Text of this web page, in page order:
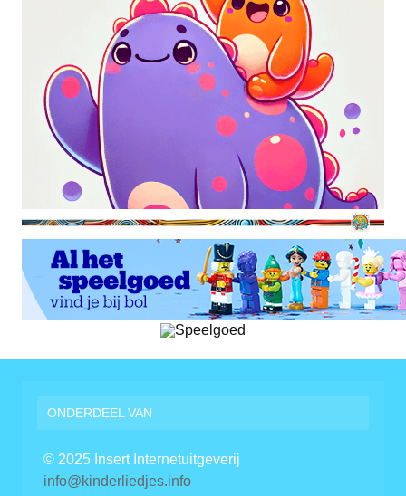
ONDERDEEL VAN
© 2025 Insert Internetuitgeverij
info@kinderliedjes.info